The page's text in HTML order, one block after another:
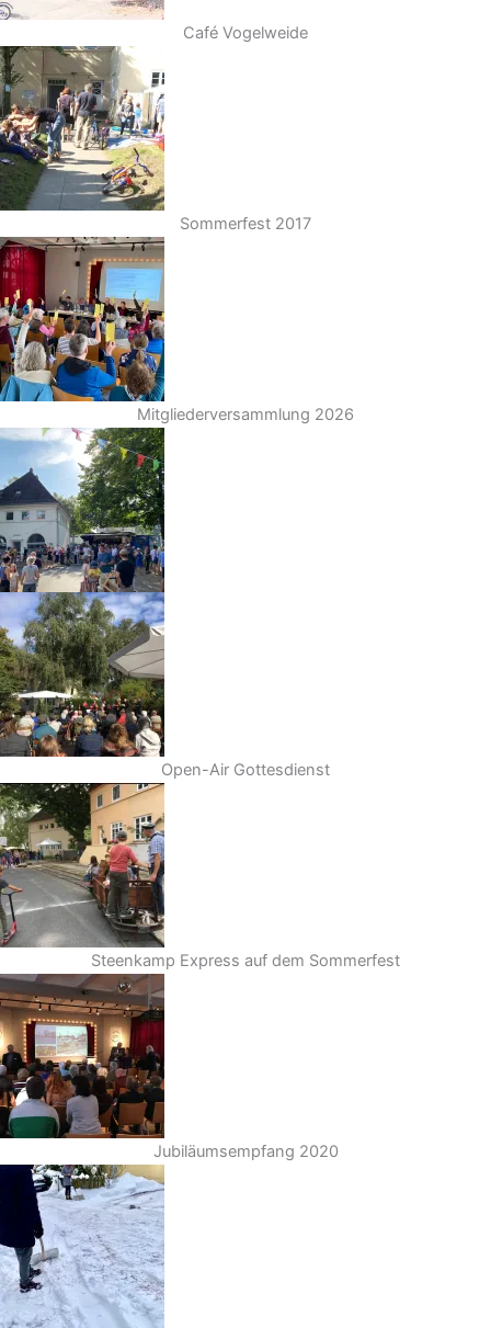
Café Vogelweide
Sommerfest 2017
Mitgliederversammlung 2026
Open-Air Gottesdienst
Steenkamp Express auf dem Sommerfest
Jubiläumsempfang 2020